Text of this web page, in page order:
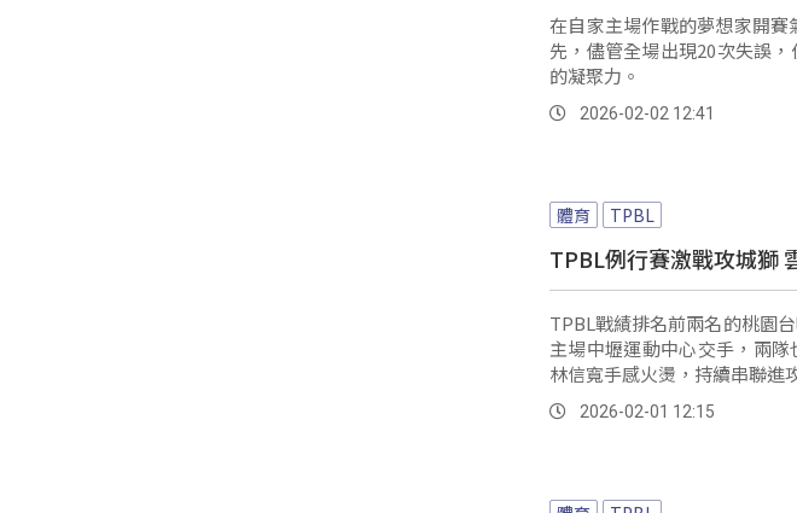
在自家主場作戰的夢想家開
先，儘管全場出現20次失誤
的凝聚力。
2026-02-02 12:41
體育 TPBL
TPBL例行賽激戰攻城獅
TPBL戰績排名前兩名的桃園
主場中壢運動中心交手，兩隊
林信寬手感火燙，持續串聯進攻